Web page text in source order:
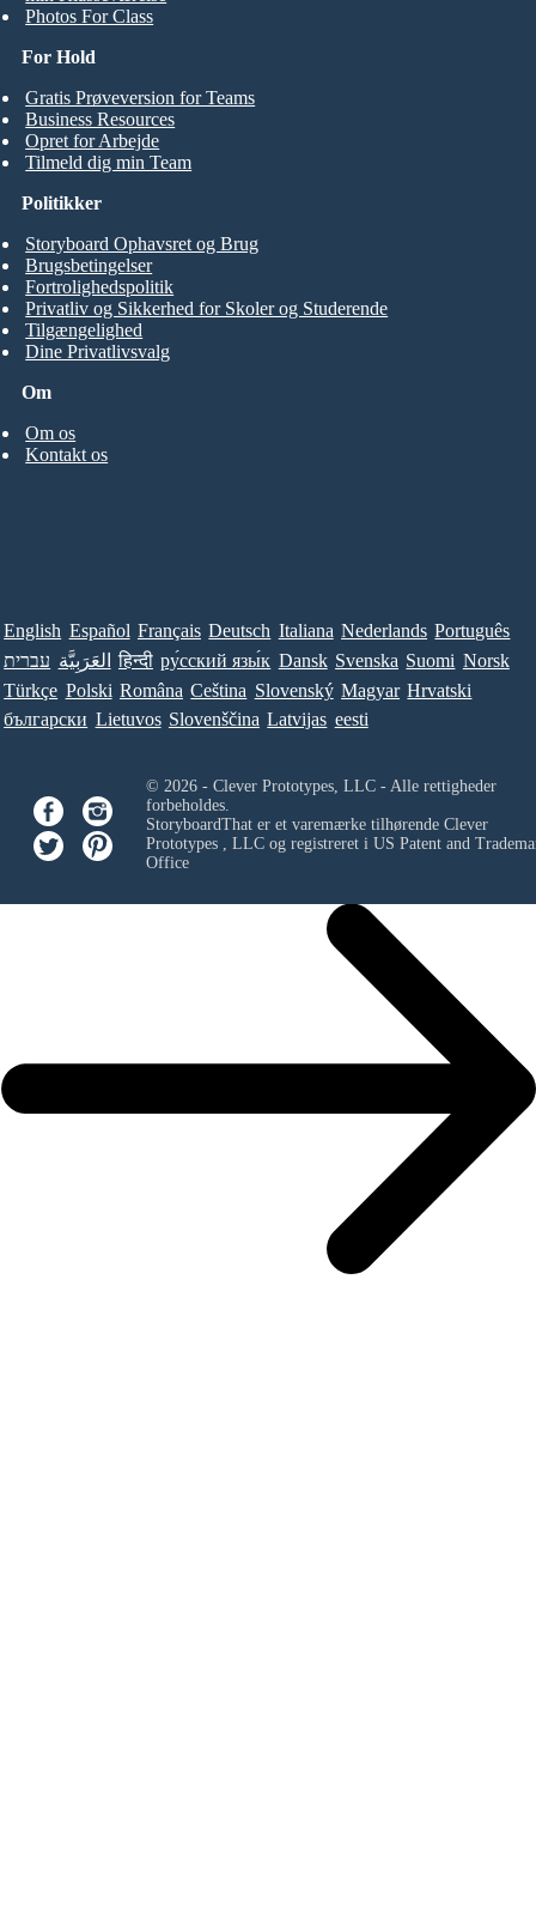
Photos For Class
For Hold
Gratis Prøveversion for Teams
Business Resources
Opret for Arbejde
Tilmeld dig min Team
Om
Om os
Kontakt os
Politikker
Storyboard Ophavsret og Brug
Brugsbetingelser
Fortrolighedspolitik
Privatliv og Sikkerhed for Skoler og Studerende
Tilgængelighed
Dine Privatlivsvalg
English Español Français Deutsch Italiana Nederlands Português
עברית العَرَبِيَّة हिन्दी ру́сский язы́к Dansk Svenska Suomi Norsk
Türkçe Polski Româna Ceština Slovenský Magyar Hrvatski
български Lietuvos Slovenščina Latvijas eesti
© 2026 - Clever Prototypes, LLC - Alle rettigheder
forbeholdes.
StoryboardThat er et varemærke tilhørende Clever
Prototypes , LLCog registreret i US Patent and
Office